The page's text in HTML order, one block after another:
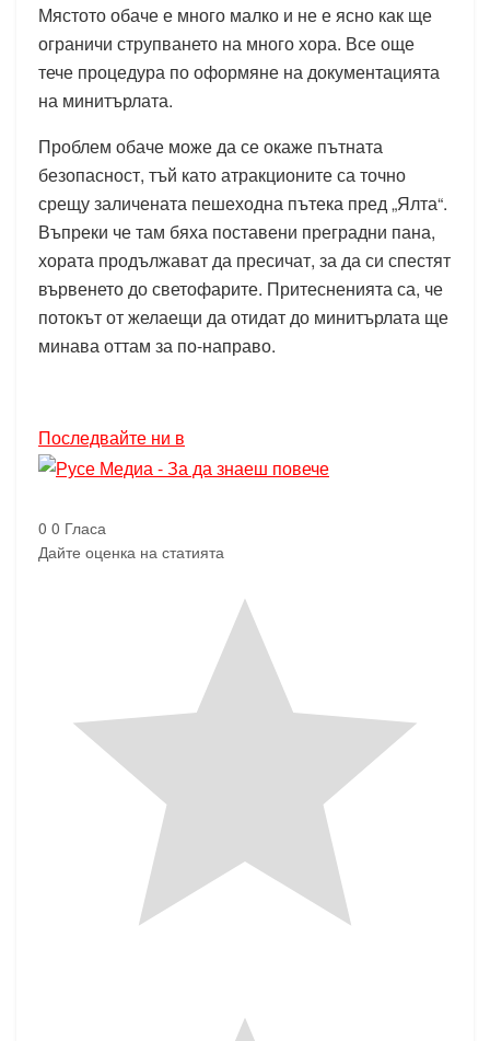
Мястото обаче е много малко и не е ясно как ще
ограничи струпването на много хора. Все още
тече процедура по оформяне на документацията
на минитърлата.
Проблем обаче може да се окаже пътната
безопасност, тъй като атракционите са точно
срещу заличената пешеходна пътека пред „Ялта“.
Въпреки че там бяха поставени преградни пана,
хората продължават да пресичат, за да си спестят
вървенето до светофарите. Притесненията са, че
потокът от желаещи да отидат до минитърлата ще
минава оттам за по-направо.
Последвайте ни в
0 0 Гласа
Дайте оценка на статията